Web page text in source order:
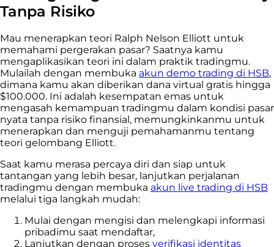
Tanpa Risiko
Mau menerapkan teori Ralph Nelson Elliott untuk
memahami pergerakan pasar? Saatnya kamu
mengaplikasikan teori ini dalam praktik tradingmu.
Mulailah dengan membuka akun demo trading di HSB,
dimana kamu akan diberikan dana virtual gratis hingga
$100.000. Ini adalah kesempatan emas untuk
mengasah kemampuan tradingmu dalam kondisi pasar
nyata tanpa risiko finansial, memungkinkanmu untuk
menerapkan dan menguji pemahamanmu tentang
teori gelombang Elliott.
Saat kamu merasa percaya diri dan siap untuk
tantangan yang lebih besar, lanjutkan perjalanan
tradingmu dengan membuka akun live trading di HSB
melalui tiga langkah mudah:
Mulai dengan mengisi dan melengkapi informasi
pribadimu saat mendaftar,
Lanjutkan dengan proses verifikasi identitas